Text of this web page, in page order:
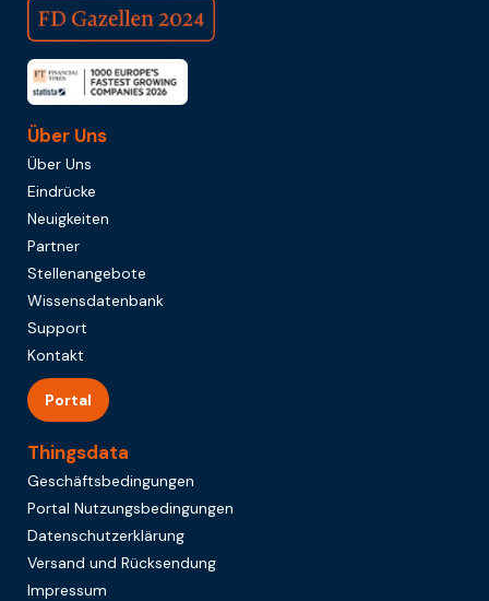
Über Uns
Über Uns
Eindrücke
Neuigkeiten
Partner
Stellenangebote
Wissensdatenbank
Support
Kontakt
Portal
Thingsdata
Geschäftsbedingungen
Portal Nutzungsbedingungen
Datenschutzerklärung
Versand und Rücksendung
Impressum